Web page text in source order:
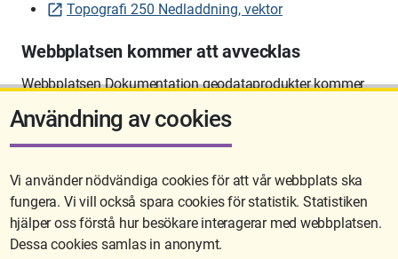
Topografi 250 Nedladdning, vektor
Webbplatsen kommer att avvecklas
Webbplatsen Dokumentation geodataprodukter kommer
att avvecklas på sikt.
Sidan uppdaterades senast: 2026-06-10 12:58
Användning av cookies
Vi använder nödvändiga cookies för att vår webbplats ska
fungera. Vi vill också spara cookies för statistik. Statistiken
hjälper oss förstå hur besökare interagerar med webbplatsen.
Dessa cookies samlas in anonymt.